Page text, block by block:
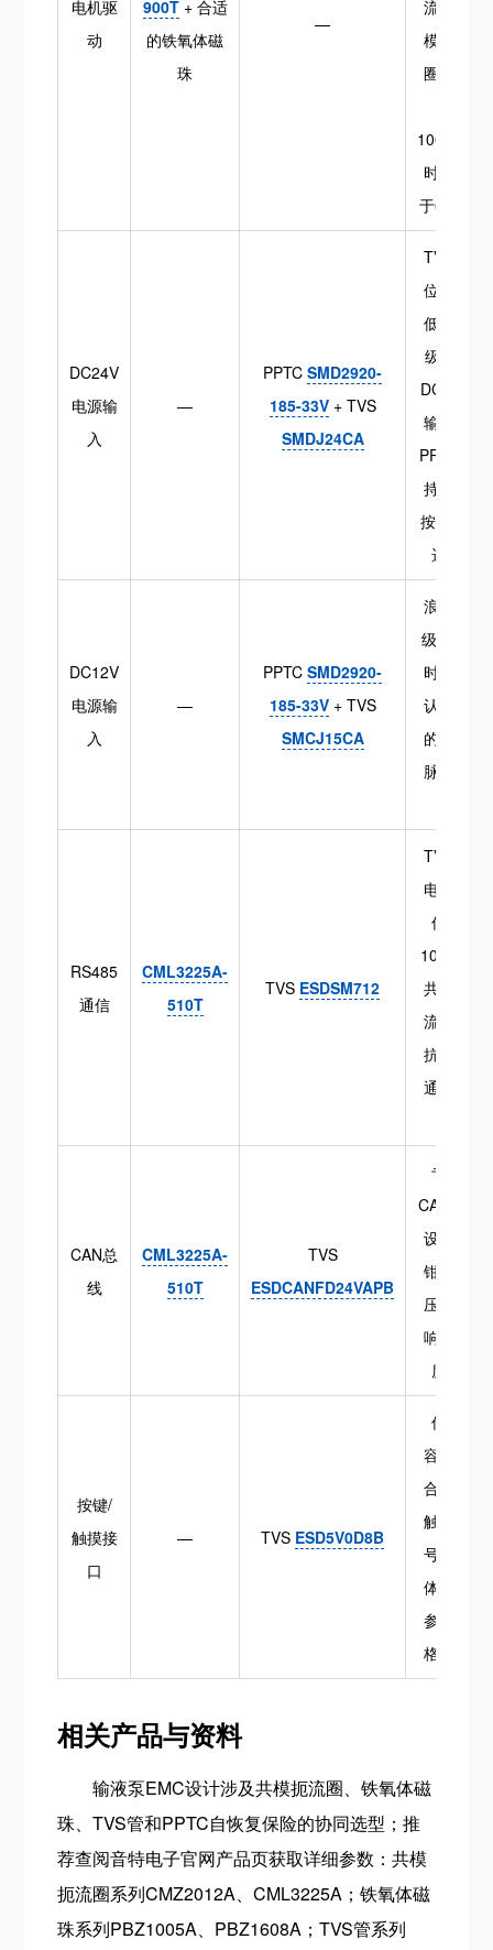
电机驱
动
900T+ 合适
的铁氧体磁
珠
—
流；共
模扼流
圈阻抗
100MHz
时不低
于600Ω
DC24V
电源输
入
—
PPTCSMD2920-
185-33V+ TVS
SMDJ24CA
TVS钳
位电压
低于后
级DC-
DC最大
输入；
PPTC保
持电流
按1.2倍
选取
DC12V
电源输
入
—
PPTCSMD2920-
185-33V+ TVS
SMCJ15CA
浪涌等
级±4kV
时需确
认TVS
的峰值
脉冲功
RS485
通信
CML3225A-
510T
TVS ESDSM712
TVS结
电容应
低于
10pF；
共模扼
流圈阻
抗匹配
通信速
CAN总
线
CML3225A-
510T
TVS
ESDCANFD24VAPB
专为
CAN FD
设计，
钳位电
压低、
响应速
度快
按键/
触摸接
口
— TVS ESD5V0D8B
低电
容，适
合高频
触摸信
号（具
体参数
参考规
格书）
相关产品与资料
输液泵EMC设计涉及共模扼流圈、铁氧体磁
珠、TVS管和PPTC自恢复保险的协同选型；推
荐查阅音特电子官网产品页获取详细参数：共模
扼流圈系列CMZ2012A、CML3225A；铁氧体磁
珠系列PBZ1005A、PBZ1608A；TVS管系列